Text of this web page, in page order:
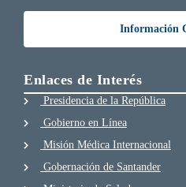
Información
Enlaces de Interés
Presidencia de la República
Gobierno en Línea
Misión Médica Internacional
Gobernación de Santander